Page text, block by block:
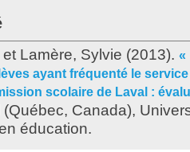
et Lamère, Sylvie (2013). «
ayant fréquenté le
scolaire de Laval :
Canada),
éducation.